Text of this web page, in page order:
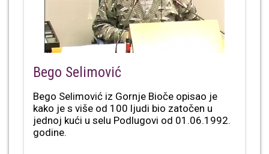
Bego Selimović
Bego Selimović iz Gornje Bioče opisao je
kako je s više od 100 ljudi bio zatočen u
jednoj kući u selu Podlugovi od 01.06.1992.
godine.